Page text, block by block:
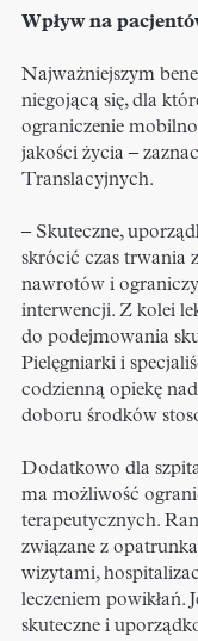
Wpływ na
Najważniejszym
niegojącą się, dla
ograniczenie
jakości życia –
Translacyjnych.
– Skuteczne,
skrócić czas trwania
nawrotów i
interwencji. Z kolei
do podejmowania
Pielęgniarki i
codzienną opiekę
doboru środków
Dodatkowo dla
ma możliwość
terapeutycznych.
związane z
wizytami,
leczeniem powikłań.
skuteczne i